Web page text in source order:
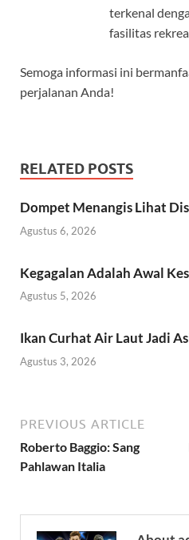
terkenal
fasilitas
Semoga informasi ini
perjalanan Anda!
RELATED POSTS
Dompet Menangis Lihat
Agustus 6, 2026
Kegagalan Adalah Awal
Agustus 5, 2026
Ikan Curhat Air Laut Jadi
Agustus 3, 2026
PREVIOUS ARTICLE
Roberto Baggio: Sang
Pahlawan Italia